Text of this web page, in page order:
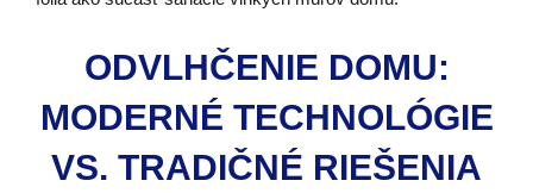
ODVLHČENIE DOMU:
MODERNÉ TECHNOLÓGIE
VS. TRADIČNÉ RIEŠENIA